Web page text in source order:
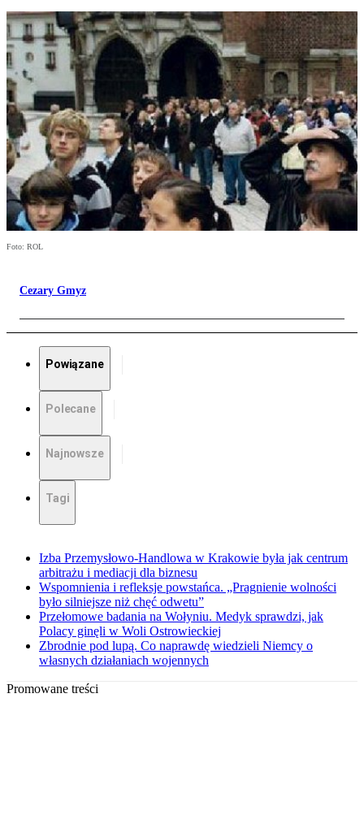
Foto: ROL
Cezary Gmyz
Powiązane
Polecane
Najnowsze
Tagi
Izba Przemysłowo-Handlowa w Krakowie była jak centrum
arbitrażu i mediacji dla biznesu
Wspomnienia i refleksje powstańca. „Pragnienie wolności
było silniejsze niż chęć odwetu”
Przełomowe badania na Wołyniu. Medyk sprawdzi, jak
Polacy ginęli w Woli Ostrowieckiej
Zbrodnie pod lupą. Co naprawdę wiedzieli Niemcy o
własnych działaniach wojennych
Promowane treści